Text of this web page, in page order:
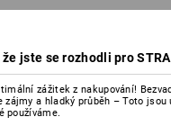
jste se rozhodli pro
zážitek z nakupování!
zájmy a hladký průběh – Toto
používáme.